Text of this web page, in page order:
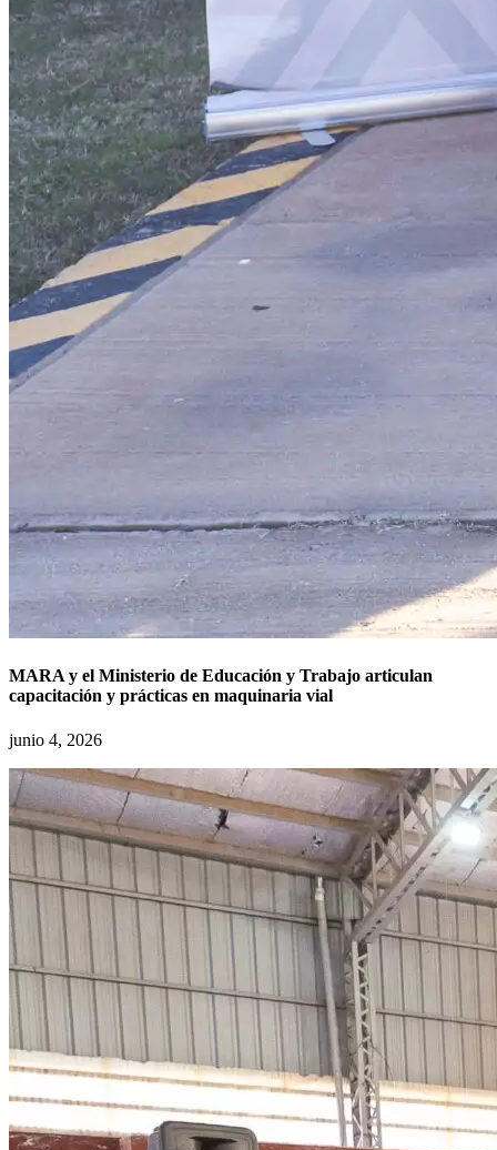
MARA y el Ministerio de Educación y Trabajo articulan
capacitación y prácticas en maquinaria vial
junio 4, 2026